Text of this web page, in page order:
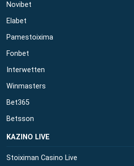
Novibet
Elabet
Pamestoixima
Fonbet
Interwetten
Winmasters
Bet365
Betsson
ΚΑΖΙΝΟ LIVE
Stoiximan Casino Live